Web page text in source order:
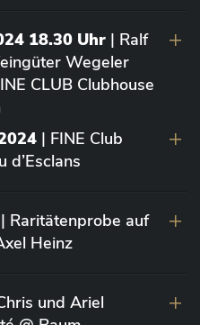
18.30 Uhr | Ralf
Wegeler
CLUB Clubhouse
| FINE Club
d’Esclans
| Raritätenprobe auf
Heinz
und Ariel